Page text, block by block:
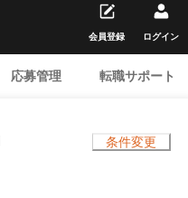
応募管理 転職サポート
会員登録 ログイン
条件変更